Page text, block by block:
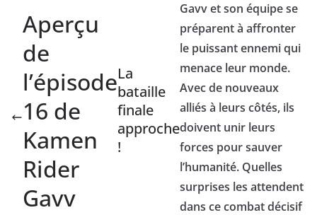
Aperçu
de
l’épisode
16 de
Kamen
Rider
Gavv
La
bataille
finale
approche
!
Gavv et son équipe se
préparent à affronter
le puissant ennemi qui
menace leur monde.
Avec de nouveaux
alliés à leurs côtés, ils
doivent unir leurs
forces pour sauver
l’humanité. Quelles
surprises les attendent
dans ce combat décisif